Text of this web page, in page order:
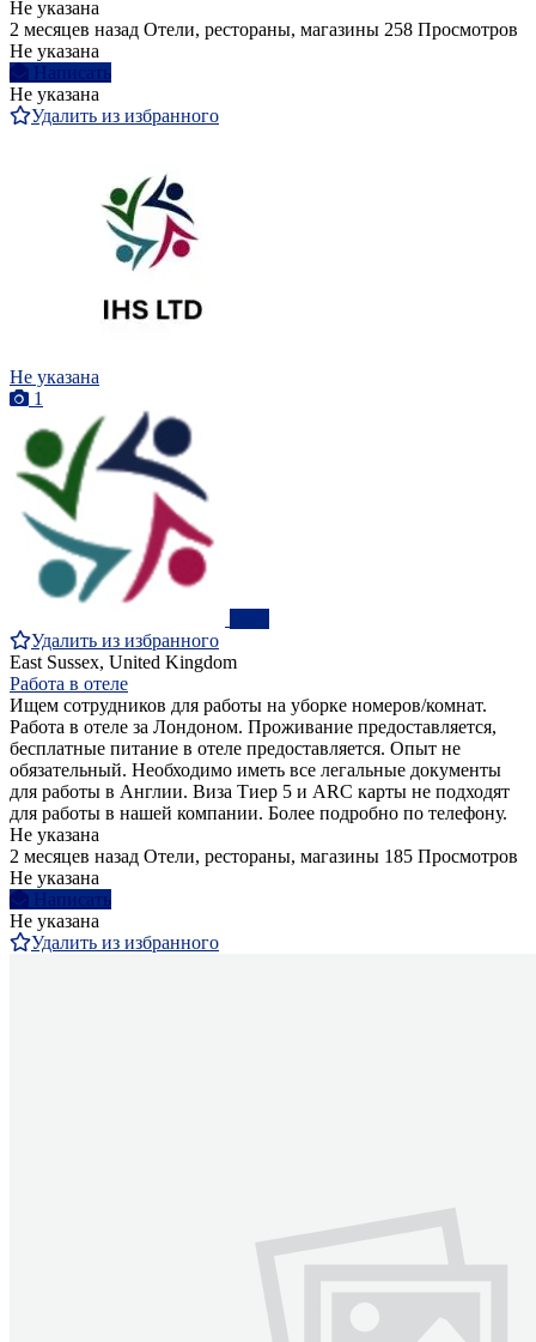
Не указана
2 месяцев назад Отели, рестораны, магазины 258 Просмотров
Не указана
Написать
Не указана
Удалить из избранного
Не указана
1
Удалить из избранного
East Sussex, United Kingdom
Работа в отеле
Ищем сотрудников для работы на уборке номеров/комнат.
Работа в отеле за Лондоном. Проживание предоставляется,
бесплатные питание в отеле предоставляется. Опыт не
обязательный. Необходимо иметь все легальные документы
для работы в Англии. Виза Тиер 5 и ARC карты не подходят
для работы в нашей компании. Более подробно по телефону.
Не указана
2 месяцев назад Отели, рестораны, магазины 185 Просмотров
Не указана
Написать
Не указана
Удалить из избранного